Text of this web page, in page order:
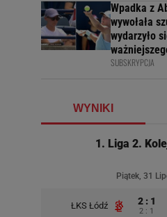
Wpadka z
wywołała
wydarzyło
SUBSKRYPCJA
WYNIKI
1. Liga 2.
Piątek, 31
ŁKS Łódź 2 : 1
2 : 1